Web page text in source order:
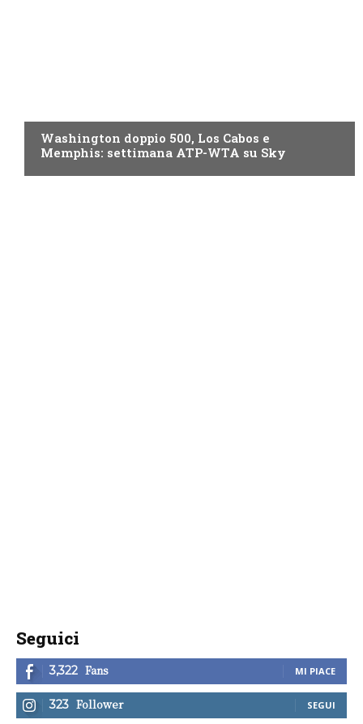
Washington doppio 500, Los Cabos e
Memphis: settimana ATP-WTA su Sky
Seguici
3,322 Fans MI PIACE
323 Follower SEGUI